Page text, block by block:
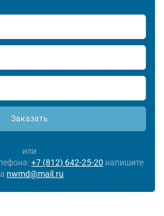
Заказать
или
+7 (812) 642-25-20 напишите
nwmd@mail.ru